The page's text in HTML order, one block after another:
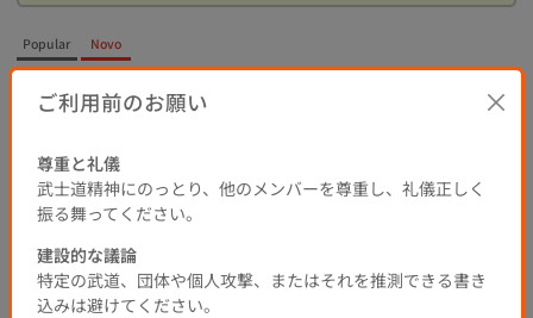
Popular Novo
関口
pela primeira vez, vai participar, não é? Gostaria de vê-lo
dando o seu melhor. Quem vocês estão apoiando? Ainda é
o Dr. Eika?
Campeonato de Kendo de Todo o Japão
0 0 0 SNS 1 anos atrás
ご利用前のお願い
尊重と礼儀
武士道精神にのっとり、他のメンバーを尊重し、礼儀正しく
振る舞ってください。
建設的な議論
特定の武道、団体や個人攻撃、またはそれを推測できる書き
込みは避けてください。